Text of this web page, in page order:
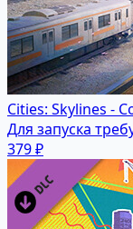
Cities: Skylines -
Для запуска
379 ₽